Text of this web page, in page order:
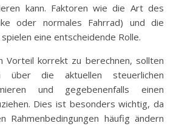
kann. Faktoren wie die Art des
oder normales Fahrrad) und die
eine entscheidende Rolle.
Vorteil korrekt zu berechnen, sollten
über die aktuellen steuerlichen
und gegebenenfalls einen
Dies ist besonders wichtig, da
Rahmenbedingungen häufig ändern